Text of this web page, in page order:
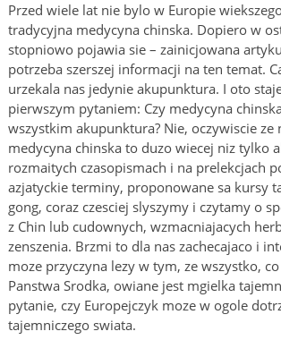
Przed wiele lat nie bylo w Europie
tradycyjna medycyna chinska. Dopiero w
stopniowo pojawia sie – zainicjowana
potrzeba szerszej informacji na ten temat.
urzekala nas jedynie akupunktura. I oto
pierwszym pytaniem: Czy medycyna
wszystkim akupunktura? Nie, oczywiscie ze
medycyna chinska to duzo wiecej niz tylko
rozmaitych czasopismach i na prelekcjach
azjatyckie terminy, proponowane sa kursy
gong, coraz czesciej slyszymy i czytamy o
z Chin lub cudownych, wzmacniajacych
zenszenia. Brzmi to dla nas zachecajaco i
moze przyczyna lezy w tym, ze wszystko,
Panstwa Srodka, owiane jest mgielka
pytanie, czy Europejczyk moze w ogole
tajemniczego swiata.